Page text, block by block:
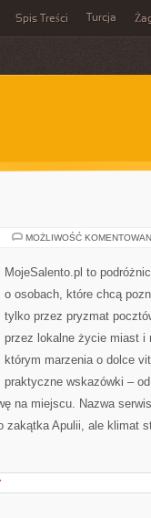
Spis Treści Turcja
MOŻLIWOŚĆ
MojeSalento.pl to
o osobach, które chcą
tylko przez pryzmat
przez lokalne życie miast i
którym marzenia o dolce
praktyczne wskazówki –
na miejscu. Nazwa
zakątka Apulii, ale klimat